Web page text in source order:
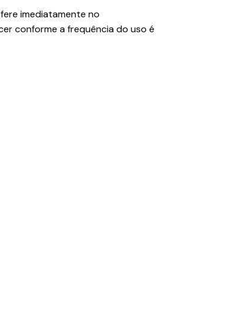
imediatamente no
conforme a frequência do uso é